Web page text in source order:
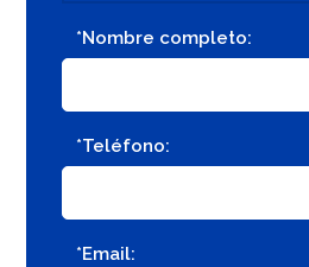
*Nombre completo:
*Teléfono:
*Email: